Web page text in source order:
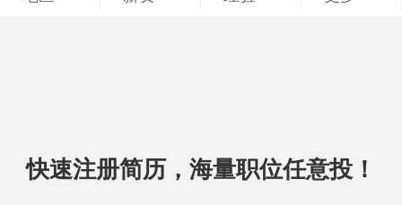
快速注册简历，海量职位任意投！